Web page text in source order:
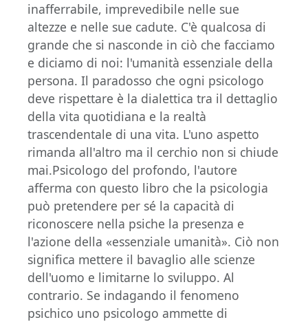
inafferrabile, imprevedibile nelle sue
altezze e nelle sue cadute. C'è qualcosa di
grande che si nasconde in ciò che facciamo
e diciamo di noi: l'umanità essenziale della
persona. Il paradosso che ogni psicologo
deve rispettare è la dialettica tra il dettaglio
della vita quotidiana e la realtà
trascendentale di una vita. L'uno aspetto
rimanda all'altro ma il cerchio non si chiude
mai.Psicologo del profondo, l'autore
afferma con questo libro che la psicologia
può pretendere per sé la capacità di
riconoscere nella psiche la presenza e
l'azione della «essenziale umanità». Ciò non
significa mettere il bavaglio alle scienze
dell'uomo e limitarne lo sviluppo. Al
contrario. Se indagando il fenomeno
psichico uno psicologo ammette di